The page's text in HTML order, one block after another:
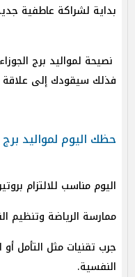
بداية لشراكة عاطفية
نصيحة لمواليد برج
فذلك سيقودك إلى علاقة
حظك اليوم لمواليد برج
اليوم مناسب للالتزام
ممارسة الرياضة وتنظيم
جرب تقنيات مثل التأمل
النفسية.